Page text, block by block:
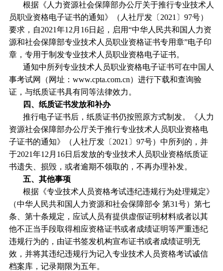
根据《人力资源社会保障部办公厅关于推行专业技术人
员职业资格电子证书的通知》（人社厅发〔2021〕97号）
要求，自2021年12月16日起，启用“中华人民共和国人力资
源和社会保障部专业技术人员职业资格证书专用章”电子印
章，专用于制发专业技术人员职业资格电子证书。
通知中所列专业技术人员职业资格电子证书可在中国人
事考试网（网址：www.cpta.com.cn）进行下载和查询验
证，与纸质证书具有同等法律效力。
四、纸质证书发放和补办
推行电子证书后，纸质证书仍按照原方式制发。《人力
资源社会保障部办公厅关于推行专业技术人员职业资格电
子证书的通知》（人社厅发〔2021〕97号）中所列的，并
于2021年12月16日后发放的专业技术人员职业资格纸质证
书遗失、损毁，或者逾期不领取的，不再办理补发。
五、其他事项
根据《专业技术人员资格考试违纪违规行为处理规定》
（中华人民共和国人力资源和社会保障部令 第31号）第七
条、第十条规定，应试人员有提供虚假证明材料或者以其
他不正当手段取得相应资格证书或者成绩证明等严重违纪
违规行为的，由证书签发机构宣布证书或者成绩证明无
效，并将其违纪违规行为记入专业技术人员资格考试诚信
档案库，记录期限为五年。